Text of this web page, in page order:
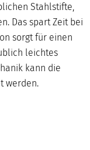
Stahlstifte,
Das spart Zeit bei
sorgt für einen
leichtes
kann die
werden.